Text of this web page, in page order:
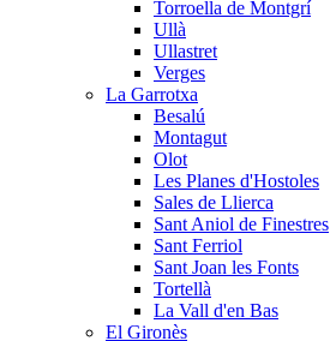
Torroella de Montgrí
Ullà
Ullastret
Verges
La Garrotxa
Besalú
Montagut
Olot
Les Planes d'Hostoles
Sales de Llierca
Sant Aniol de Finestres
Sant Ferriol
Sant Joan les Fonts
Tortellà
La Vall d'en Bas
El Gironès